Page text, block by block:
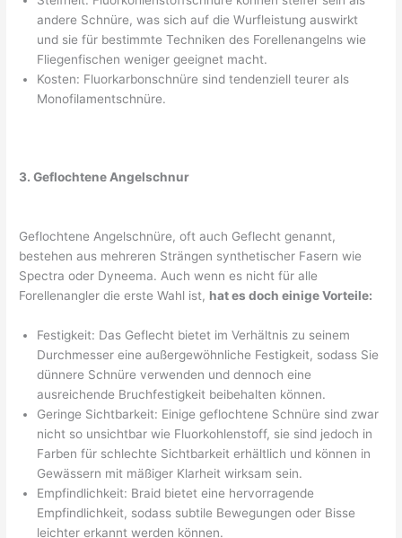
andere Schnüre, was sich auf die Wurfleistung auswirkt
und sie für bestimmte Techniken des Forellenangelns wie
Fliegenfischen weniger geeignet macht.
Kosten: Fluorkarbonschnüre sind tendenziell teurer als
Monofilamentschnüre.
3. Geflochtene Angelschnur
Geflochtene Angelschnüre, oft auch Geflecht genannt,
bestehen aus mehreren Strängen synthetischer Fasern wie
Spectra oder Dyneema. Auch wenn es nicht für alle
Forellenangler die erste Wahl ist, hat es doch einige Vorteile:
Festigkeit: Das Geflecht bietet im Verhältnis zu seinem
Durchmesser eine außergewöhnliche Festigkeit, sodass Sie
dünnere Schnüre verwenden und dennoch eine
ausreichende Bruchfestigkeit beibehalten können.
Geringe Sichtbarkeit: Einige geflochtene Schnüre sind zwar
nicht so unsichtbar wie Fluorkohlenstoff, sie sind jedoch in
Farben für schlechte Sichtbarkeit erhältlich und können in
Gewässern mit mäßiger Klarheit wirksam sein.
Empfindlichkeit: Braid bietet eine hervorragende
Empfindlichkeit, sodass subtile Bewegungen oder Bisse
leichter erkannt werden können.